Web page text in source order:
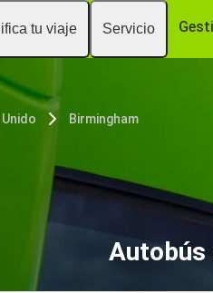
tu viaje Servicio
Unido Birmingham
Autobús